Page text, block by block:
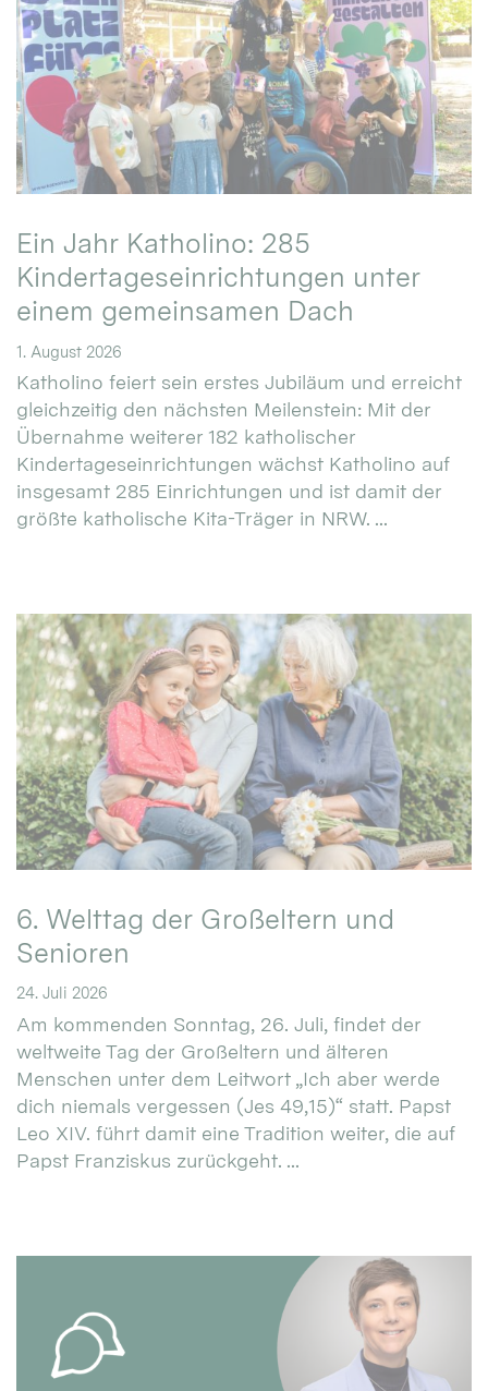
Ein Jahr Katholino: 285
Kindertageseinrichtungen unter
einem gemeinsamen Dach
1. August 2026
Katholino feiert sein erstes Jubiläum und erreicht
gleichzeitig den nächsten Meilenstein: Mit der
Übernahme weiterer 182 katholischer
Kindertageseinrichtungen wächst Katholino auf
insgesamt 285 Einrichtungen und ist damit der
größte katholische Kita-Träger in NRW. ...
6. Welttag der Großeltern und
Senioren
24. Juli 2026
Am kommenden Sonntag, 26. Juli, findet der
weltweite Tag der Großeltern und älteren
Menschen unter dem Leitwort „Ich aber werde
dich niemals vergessen (Jes 49,15)“ statt. Papst
Leo XIV. führt damit eine Tradition weiter, die auf
Papst Franziskus zurückgeht. ...